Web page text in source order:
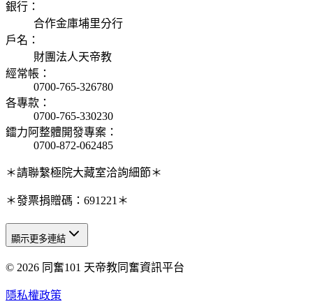
銀行 ：
合作金庫埔里分行
戶名 ：
財團法人天帝教
經常帳 ：
0700-765-326780
各專款 ：
0700-765-330230
鐳力阿整體開發專案 ：
0700-872-062485
＊請聯繫極院大藏室洽詢細節＊
＊發票捐贈碼：691221＊
天人研究總院
天人研究學院
顯示更多連結
© 2026 同奮101 天帝教同奮資訊平台
隱私權政策